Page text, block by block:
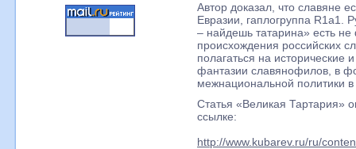
Автор доказал, что славяне
Евразии, гаплогруппа R1a1.
– найдешь татарина» есть
происхождения российских
полагаться на исторические
фантазии славянофилов, в
межнациональной политики
Статья «Великая Тартария»
ссылке:
http://www.kubarev.ru/ru/